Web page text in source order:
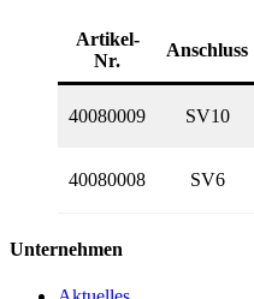
Artikel-
Nr.
Anschluss
40080009 SV10
40080008 SV6
Unternehmen